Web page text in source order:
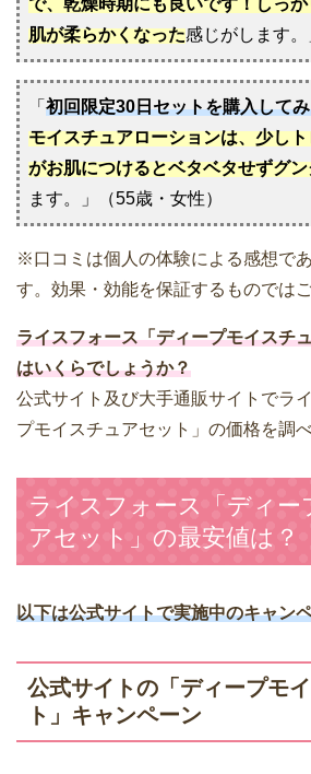
で、乾燥時期にも良いです！しっ
肌が柔らかくなった感じがします。
「 初回限定30日セットを購入して
モイスチュアローションは、少し
がお肌につけるとベタベタせずグ
ます。」（55歳・女性）
※口コミは個人の体験による感想で
す。効果・効能を保証するものでは
ライスフォース「ディープモイスチ
はいくらでしょうか？
公式サイト及び大手通販サイトでラ
プモイスチュアセット」の価格を調
ライスフォース「ディー
アセット」の最安値は？
以下は公式サイトで実施中のキャン
公式サイトの「ディープモ
ト」キャンペーン